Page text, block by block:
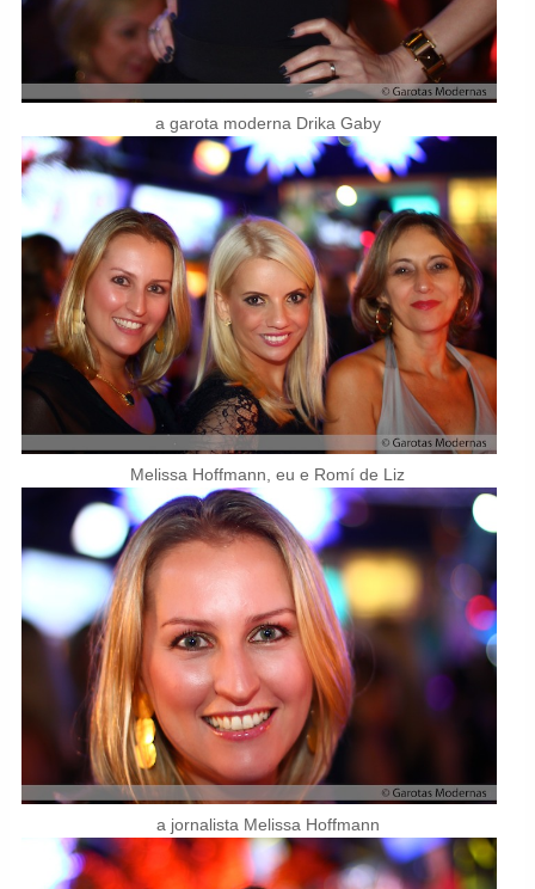
a garota moderna Drika Gaby
Melissa Hoffmann, eu e Romí de Liz
a jornalista Melissa Hoffmann